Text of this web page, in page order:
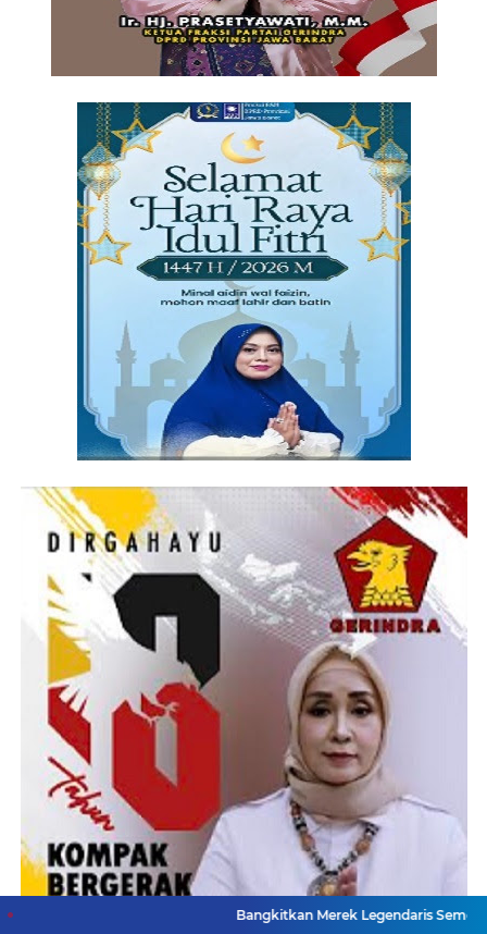
Bangkitkan Merek Legendaris Semen Kujang, SIG